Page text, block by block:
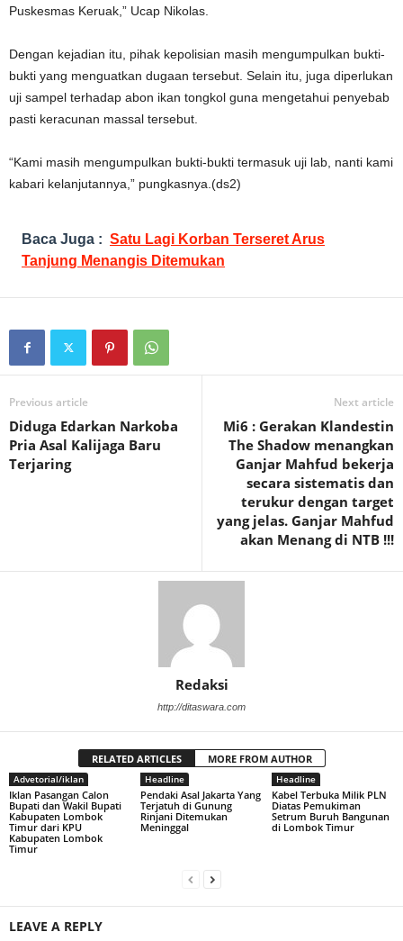
Puskesmas Keruak,” Ucap Nikolas.
Dengan kejadian itu, pihak kepolisian masih mengumpulkan bukti-
bukti yang menguatkan dugaan tersebut. Selain itu, juga diperlukan
uji sampel terhadap abon ikan tongkol guna mengetahui penyebab
pasti keracunan massal tersebut.
“Kami masih mengumpulkan bukti-bukti termasuk uji lab, nanti kami
kabari kelanjutannya,” pungkasnya.(ds2)
Baca Juga : Satu Lagi Korban Terseret Arus
Tanjung Menangis Ditemukan
Previous article
Diduga Edarkan Narkoba
Pria Asal Kalijaga Baru
Terjaring
Next article
Mi6 : Gerakan Klandestin
The Shadow menangkan
Ganjar Mahfud bekerja
secara sistematis dan
terukur dengan target
yang jelas. Ganjar Mahfud
akan Menang di NTB !!!
Redaksi
http://ditaswara.com
RELATED ARTICLES MORE FROM AUTHOR
Advetorial/iklan
Iklan Pasangan Calon
Bupati dan Wakil Bupati
Kabupaten Lombok
Timur dari KPU
Kabupaten Lombok
Timur
Headline
Pendaki Asal Jakarta Yang
Terjatuh di Gunung
Rinjani Ditemukan
Meninggal
Headline
Kabel Terbuka Milik PLN
Diatas Pemukiman
Setrum Buruh Bangunan
di Lombok Timur
LEAVE A REPLY